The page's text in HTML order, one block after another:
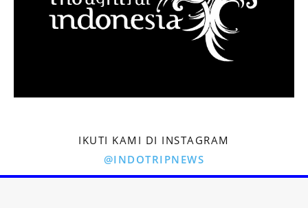
IKUTI KAMI DI INSTAGRAM
@INDOTRIPNEWS